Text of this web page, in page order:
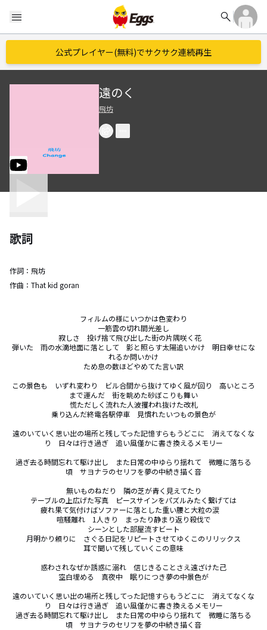
menu search
公式プレイヤー(無料)でサクサク連続再生
遠のく
飛坊
歌詞
作詞： 飛坊
作曲： That kid goran
フィルムの様にいつかは色変わり
一筋雲の切れ間光差し
寂しさ　投げ捨て飛び出した街の片隅咲く花
弾いた　雨の水滴地面に落として　影と照らす太陽追いかけ　明日幸せにな
れるか問いかけ
ため息の数ほどやめてた言い訳
この景色も　いずれ変わり　ビル合間から抜けてゆく風が回り　高いところ
まで運んだ　街を眺めた砂ぼこりも舞い
慌ただしく流れた人波攫われ抜けた改札
乗り込んだ終電各駅停車　見慣れたいつもの景色が
遠のいていく思い出の場所と残してった記憶すらもうどこに　消えてなくな
り　日々は行き過ぎ　追い風僅かに書き換えるメモリー
過ぎ去る時間忘れて駆け出し　また日常の中ゆらり揺れて　微睡に落ちる
頃　サヨナラのセリフを夢の中続き描く音
無いものねだり　隣の芝が青く見えてたり
テーブルの上広げた写真　ピースサインをパズルみたく繋げては
疲れ果て気付けばソファーに落とした重い腰と大粒の涙
喧騒離れ　1人きり　まったり静まり返り殺伐で
シーンとした部屋流すビート
月明かり頼りに　さぐる日記をリピートさせてゆくこのリリックス
耳で聞いて残していくこの意味
惑わされなぜか誘惑に溺れ　信じきることさえ遠ざけた己
空白埋める　真夜中　眠りにつき夢の中景色が
遠のいていく思い出の場所と残してった記憶すらもうどこに　消えてなくな
り　日々は行き過ぎ　追い風僅かに書き換えるメモリー
過ぎ去る時間忘れて駆け出し　また日常の中ゆらり揺れて　微睡に落ちる
頃　サヨナラのセリフを夢の中続き描く音